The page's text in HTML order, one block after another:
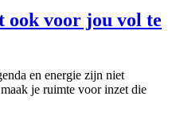
voor jou vol te
en energie zijn niet
je ruimte voor inzet die